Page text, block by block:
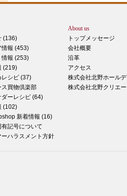
解発表です。リバースカー
なんと四角いピザなんで
大活躍のピザ、紹介いたしま
クション手のばしピザ マ
エースオリジナル商品のピ
特徴は何といってもこの形！
とつ手で
スイーツと一緒に素敵なティ
(136)
情報 (453)
情報 (253)
(219)
レシピ (37)
ス買物倶楽部
ダーレシピ (64)
(102)
新着情報 (16)
記号について
ーハラスメント方針
About us
トップメッセージ
会社概要
沿革
アクセス
株式会社北野ホール
株式会社北野クリエ